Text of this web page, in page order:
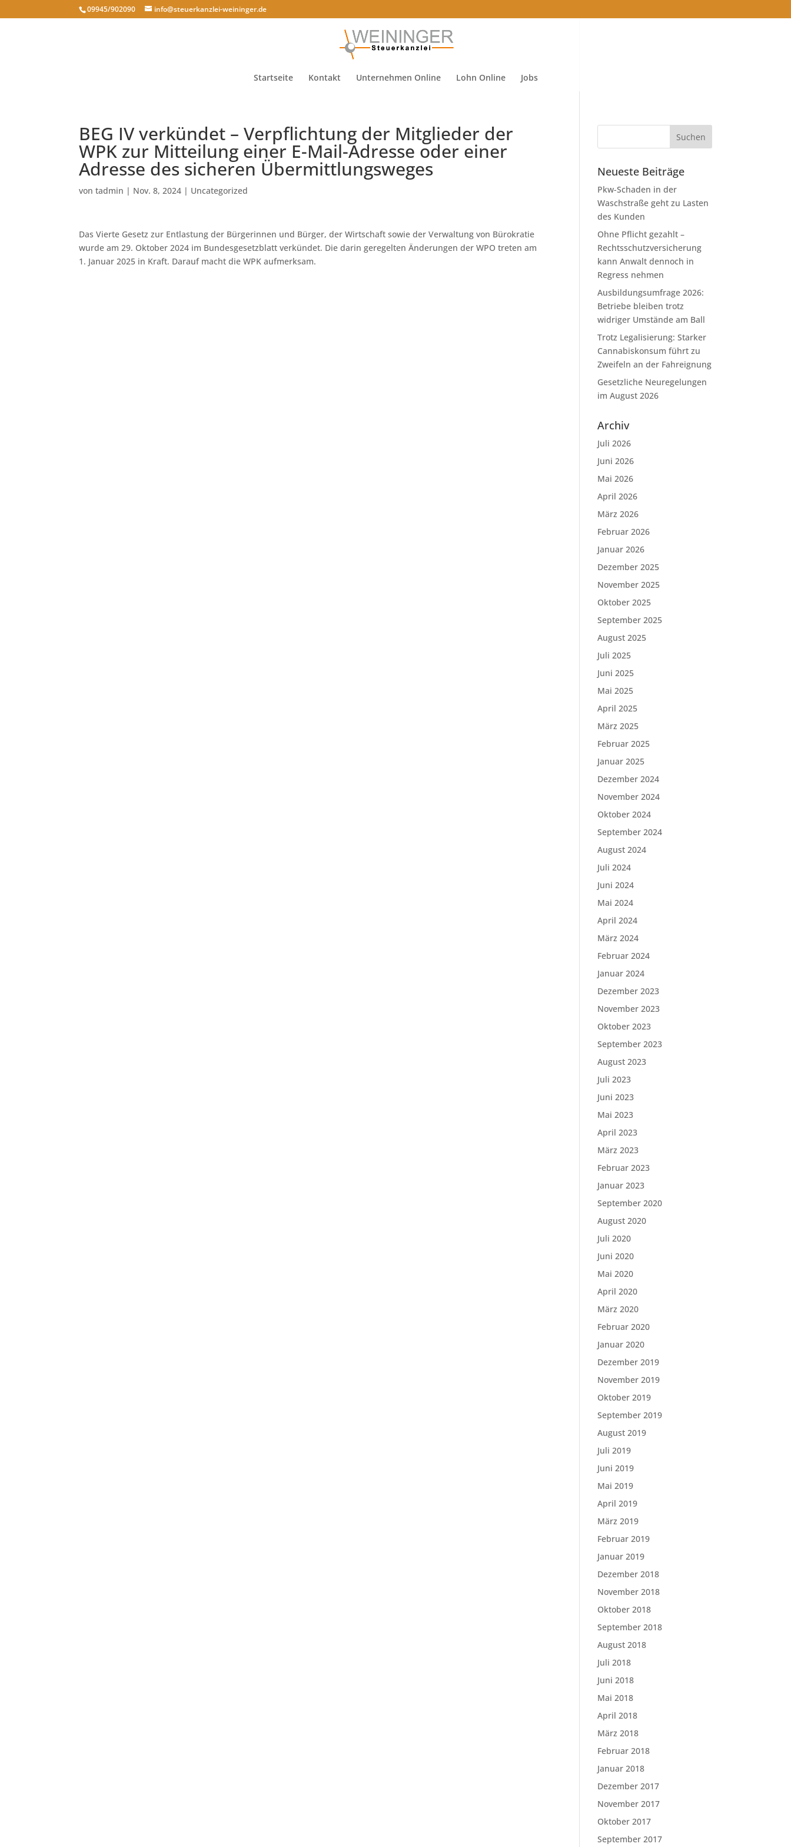
09945/902090 info@steuerkanzlei-weininger.de
Startseite Kontakt Unternehmen Online Lohn Online Jobs
BEG IV verkündet – Verpflichtung der Mitglieder der
WPK zur Mitteilung einer E-Mail-Adresse oder einer
Adresse des sicheren Übermittlungsweges
vontadmin | Nov. 8, 2024 | Uncategorized
Das Vierte Gesetz zur Entlastung der Bürgerinnen und Bürger, der Wirtschaft sowie der Verwaltung von Bürokratie
wurde am 29. Oktober 2024 im Bundesgesetzblatt verkündet. Die darin geregelten Änderungen der WPO treten am
1. Januar 2025 in Kraft. Darauf macht die WPK aufmerksam.
Neueste Beiträge
Pkw-Schaden in der
Waschstraße geht zu Lasten
des Kunden
Ohne Pflicht gezahlt –
Rechtsschutzversicherung
kann Anwalt dennoch in
Regress nehmen
Ausbildungsumfrage 2026:
Betriebe bleiben trotz
widriger Umstände am Ball
Trotz Legalisierung: Starker
Cannabiskonsum führt zu
Zweifeln an der Fahreignung
Gesetzliche Neuregelungen
im August 2026
Archiv
Juli 2026
Juni 2026
Mai 2026
April 2026
März 2026
Februar 2026
Januar 2026
Dezember 2025
November 2025
Oktober 2025
September 2025
August 2025
Juli 2025
Juni 2025
Mai 2025
April 2025
März 2025
Februar 2025
Januar 2025
Dezember 2024
November 2024
Oktober 2024
September 2024
August 2024
Juli 2024
Juni 2024
Mai 2024
April 2024
März 2024
Februar 2024
Januar 2024
Dezember 2023
November 2023
Oktober 2023
September 2023
August 2023
Juli 2023
Juni 2023
Mai 2023
April 2023
März 2023
Februar 2023
Januar 2023
September 2020
August 2020
Juli 2020
Juni 2020
Mai 2020
April 2020
März 2020
Februar 2020
Januar 2020
Dezember 2019
November 2019
Oktober 2019
September 2019
August 2019
Juli 2019
Juni 2019
Mai 2019
April 2019
März 2019
Februar 2019
Januar 2019
Dezember 2018
November 2018
Oktober 2018
September 2018
August 2018
Juli 2018
Juni 2018
Mai 2018
April 2018
März 2018
Februar 2018
Januar 2018
Dezember 2017
November 2017
Oktober 2017
September 2017